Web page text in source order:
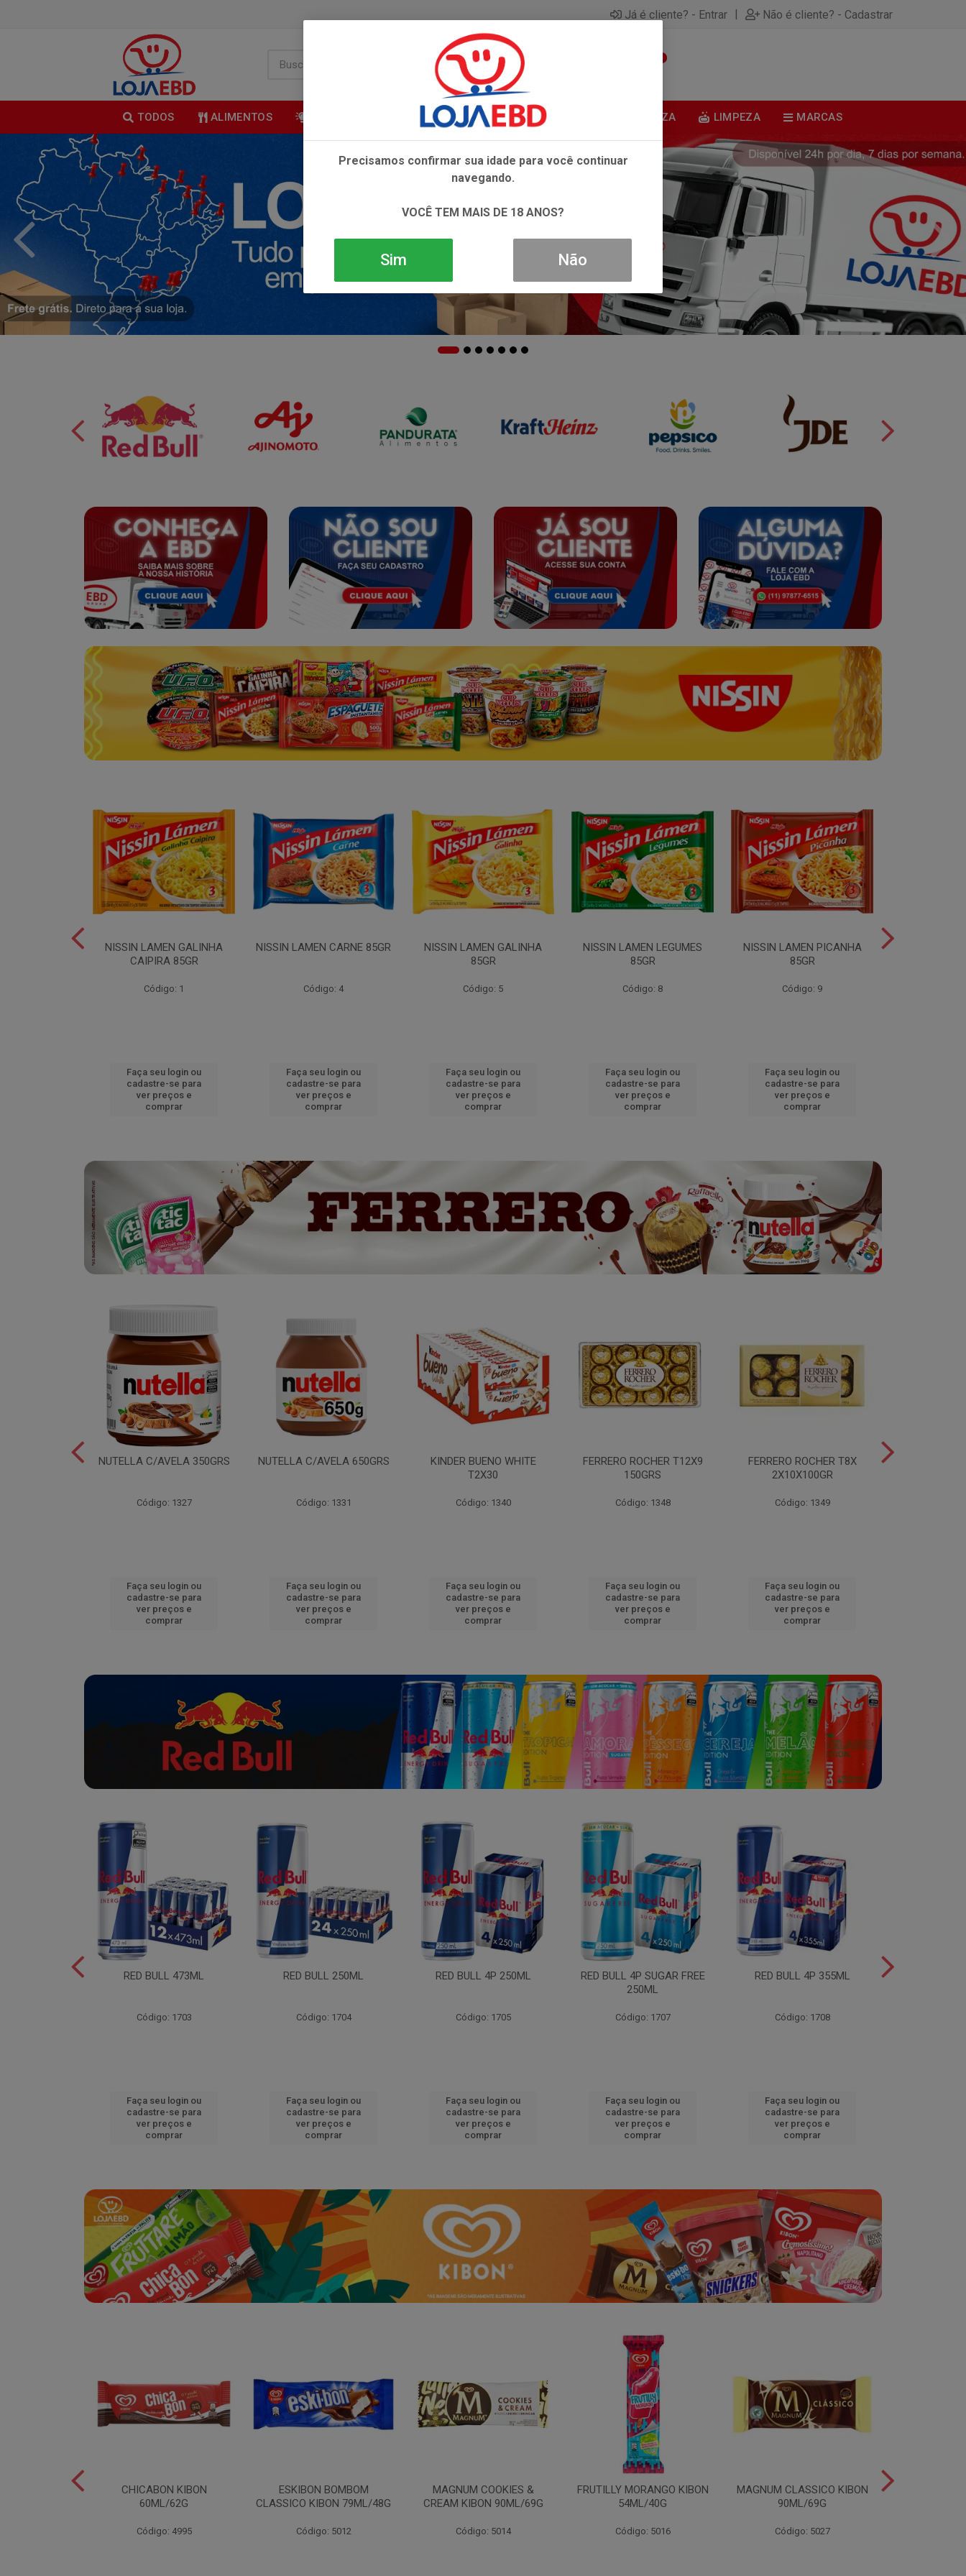
Já é cliente? - Entrar | Não é cliente? - Cadastrar
TODOS ALIMENTOS BEBIDAS CONGELADOS HIGIENE E BELEZA LIMPEZA MARCAS
NISSIN LAMEN GALINHA
CAIPIRA 85GR
Código: 1
Faça seu login ou
cadastre-se para
ver preços e
comprar
NISSIN LAMEN CARNE 85GR
Código: 4
Faça seu login ou
cadastre-se para
ver preços e
comprar
NISSIN LAMEN GALINHA
85GR
Código: 5
Faça seu login ou
cadastre-se para
ver preços e
comprar
NISSIN LAMEN LEGUMES
85GR
Código: 8
Faça seu login ou
cadastre-se para
ver preços e
comprar
NISSIN LAMEN PICANHA
85GR
Código: 9
Faça seu login ou
cadastre-se para
ver preços e
comprar
NUTELLA C/AVELA 350GRS
Código: 1327
Faça seu login ou
cadastre-se para
ver preços e
comprar
NUTELLA C/AVELA 650GRS
Código: 1331
Faça seu login ou
cadastre-se para
ver preços e
comprar
KINDER BUENO WHITE
T2X30
Código: 1340
Faça seu login ou
cadastre-se para
ver preços e
comprar
FERRERO ROCHER T12X9
150GRS
Código: 1348
Faça seu login ou
cadastre-se para
ver preços e
comprar
FERRERO ROCHER T8X
2X10X100GR
Código: 1349
Faça seu login ou
cadastre-se para
ver preços e
comprar
RED BULL 473ML
Código: 1703
Faça seu login ou
cadastre-se para
ver preços e
comprar
RED BULL 250ML
Código: 1704
Faça seu login ou
cadastre-se para
ver preços e
comprar
RED BULL 4P 250ML
Código: 1705
Faça seu login ou
cadastre-se para
ver preços e
comprar
RED BULL 4P SUGAR FREE
250ML
Código: 1707
Faça seu login ou
cadastre-se para
ver preços e
comprar
RED BULL 4P 355ML
Código: 1708
Faça seu login ou
cadastre-se para
ver preços e
comprar
CHICABON KIBON
60ML/62G
Código: 4995
ESKIBON BOMBOM
CLASSICO KIBON 79ML/48G
Código: 5012
MAGNUM COOKIES &
CREAM KIBON 90ML/69G
Código: 5014
FRUTILLY MORANGO KIBON
54ML/40G
Código: 5016
MAGNUM CLASSICO KIBON
90ML/69G
Código: 5027
Precisamos confirmar sua idade para você continuar
navegando.
VOCÊ TEM MAIS DE 18 ANOS?
Sim Não